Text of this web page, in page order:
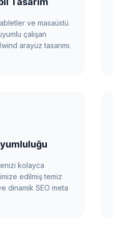
ve masaüstü
çalışan
arayüz tasarımı.
kolayca
edilmiş temiz
dinamik SEO meta